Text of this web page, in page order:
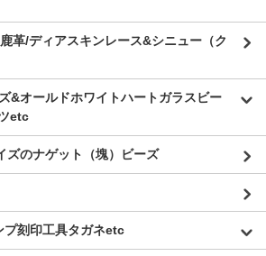
革/ディアスキンレース&シニュー（ク
&オールドホワイトハートガラスビー
etc
ズのナゲット（塊）ビーズ
プ刻印工具タガネetc